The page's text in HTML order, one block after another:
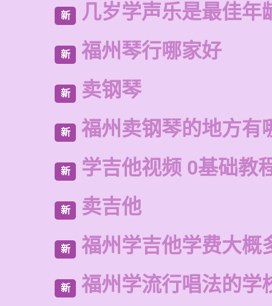
新 几岁学声乐是最佳年
新 福州琴行哪家好
新 卖钢琴
新 福州卖钢琴的地方有
新 学吉他视频 0基础教
新 卖吉他
新 福州学吉他学费大概
新 福州学流行唱法的学